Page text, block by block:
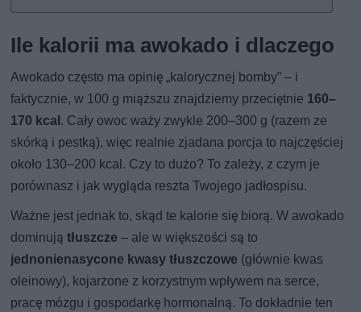
Ile kalorii ma awokado i dlaczego
Awokado często ma opinię „kalorycznej bomby” – i
faktycznie, w 100 g miąższu znajdziemy przeciętnie 160–
170 kcal . Cały owoc waży zwykle 200–300 g (razem ze
skórką i pestką), więc realnie zjadana porcja to najczęściej
około 130–200 kcal. Czy to dużo? To zależy, z czym je
porównasz i jak wygląda reszta Twojego jadłospisu.
Ważne jest jednak to, skąd te kalorie się biorą. W awokado
dominujątłuszcze – ale w większości są to
jednonienasycone kwasy tłuszczowe (głównie kwas
oleinowy), kojarzone z korzystnym wpływem na serce,
pracę mózgu i gospodarkę hormonalną. To dokładnie ten